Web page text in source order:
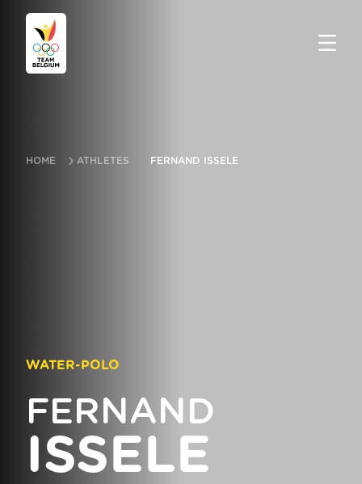
HOME ATHLETES FERNAND ISSELE
WATER-POLO
FERNAND
ISSELE